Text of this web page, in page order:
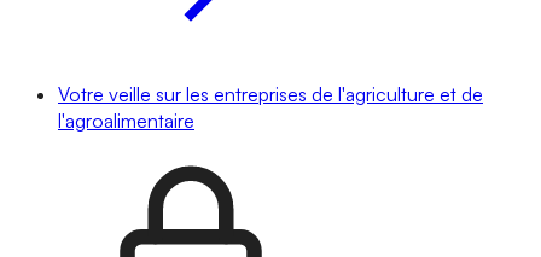
Votre veille sur les entreprises de l'agriculture et de
l'agroalimentaire